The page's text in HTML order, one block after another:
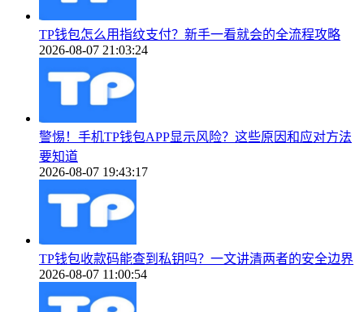
TP钱包怎么用指纹支付？新手一看就会的全流程攻略
2026-08-07 21:03:24
警惕！手机TP钱包APP显示风险？这些原因和应对方法
要知道
2026-08-07 19:43:17
TP钱包收款码能查到私钥吗？一文讲清两者的安全边界
2026-08-07 11:00:54